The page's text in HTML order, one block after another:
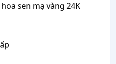
sen mạ vàng 24K